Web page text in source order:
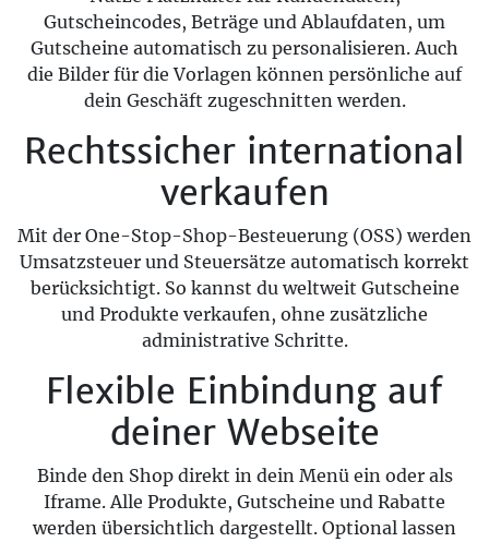
Gutscheincodes, Beträge und Ablaufdaten, um
Gutscheine automatisch zu personalisieren. Auch
die Bilder für die Vorlagen können persönliche auf
dein Geschäft zugeschnitten werden.
Rechtssicher international
verkaufen
Mit der One-Stop-Shop-Besteuerung (OSS) werden
Umsatzsteuer und Steuersätze automatisch korrekt
berücksichtigt. So kannst du weltweit Gutscheine
und Produkte verkaufen, ohne zusätzliche
administrative Schritte.
Flexible Einbindung auf
deiner Webseite
Binde den Shop direkt in dein Menü ein oder als
Iframe. Alle Produkte, Gutscheine und Rabatte
werden übersichtlich dargestellt. Optional lassen